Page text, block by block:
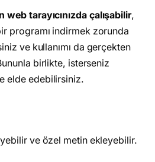
tarayıcınızda çalışabilir,
programı indirmek zorunda
ve kullanımı da gerçekten
birlikte, isterseniz
elde edebilirsiniz.
ve özel metin ekleyebilir.